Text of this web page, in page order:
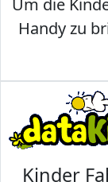
Um die
Handy zu
Kinder